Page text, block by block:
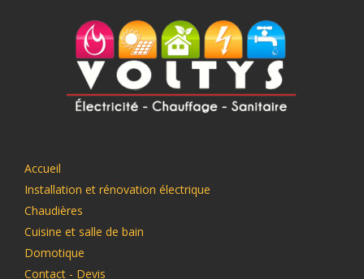
Accueil
Installation et rénovation électrique
Chaudières
Cuisine et salle de bain
Domotique
Contact - Devis